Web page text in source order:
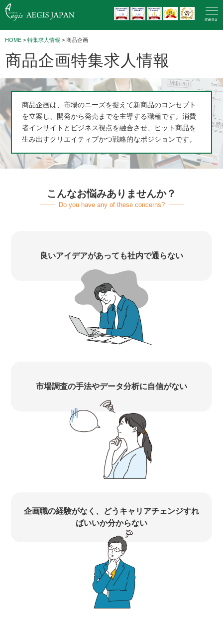
menu
HOME > 特集求人情報 > 商品企画
商品企画特集求人情報
商品企画は、市場のニーズを捉えて新商品のコンセプト
を立案し、開発から発売までを主導する職種です。消費
者インサイトとビジネス視点を融合させ、ヒット商品を
生み出すクリエイティブかつ戦略的なポジションです。
こんなお悩みありませんか？
Do you have any of these concerns?
良いアイデアがあっても社内で通らない
市場調査の手法やデータ分析に自信がない
企画職の経験がなく、どうキャリアチェンジすれ
ばいいか分からない